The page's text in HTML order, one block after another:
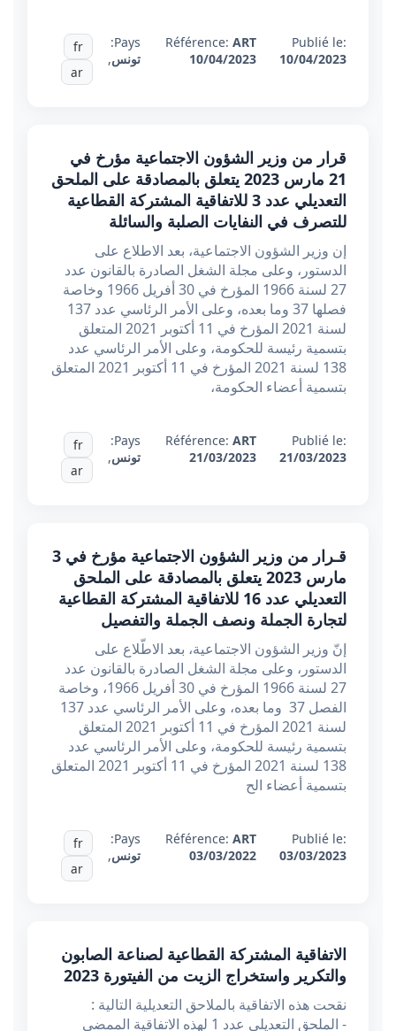
Publié le:
10/04/2023
Référence:ART
10/04/2023
Pays:
تونس,
fr
ar
قرار من وزير الشؤون الاجتماعية مؤرخ في
21 مارس 2023 يتعلق بالمصادقة على الملحق
التعديلي عدد 3 للاتفاقية المشتركة القطاعية
للتصرف في النفايات الصلبة والسائلة
إن وزير الشؤون الاجتماعية، بعد الاطلاع على
الدستور، وعلى مجلة الشغل الصادرة بالقانون عدد
27 لسنة 1966 المؤرخ في 30 أفريل 1966 وخاصة
فصلها 37 وما بعده، وعلى الأمر الرئاسي عدد 137
لسنة 2021 المؤرخ في 11 أكتوبر 2021 المتعلق
بتسمية رئيسة للحكومة، وعلى الأمر الرئاسي عدد
138 لسنة 2021 المؤرخ في 11 أكتوبر 2021 المتعلق
بتسمية أعضاء الحكومة،
Publié le:
21/03/2023
Référence:ART
21/03/2023
Pays:
تونس,
fr
ar
قـرار من وزير الشؤون الاجتماعية مؤرخ في 3
مارس 2023 يتعلق بالمصادقة على الملحق
التعديلي عدد 16 للاتفاقية المشتركة القطاعية
لتجارة الجملة ونصف الجملة والتفصيل
إنّ وزير الشؤون الاجتماعية، بعد الاطّلاع على
الدستور، وعلى مجلة الشغل الصادرة بالقانون عدد
27 لسنة 1966 المؤرخ في 30 أفريل 1966، وخاصة
الفصل 37 وما بعده، وعلى الأمر الرئاسي عدد 137
لسنة 2021 المؤرخ في 11 أكتوبر 2021 المتعلق
بتسمية رئيسة للحكومة، وعلى الأمر الرئاسي عدد
138 لسنة 2021 المؤرخ في 11 أكتوبر 2021 المتعلق
بتسمية أعضاء الح
Publié le:
03/03/2023
Référence:ART
03/03/2022
Pays:
تونس,
fr
ar
الاتفاقية المشتركة القطاعية لصناعة الصابون
والتكرير واستخراج الزيت من الفيتورة 2023
نقحت هذه الاتفاقية بالملاحق التعديلية التالية :
- الملحق التعديلي عدد 1 لهذه الاتفاقية الممضى